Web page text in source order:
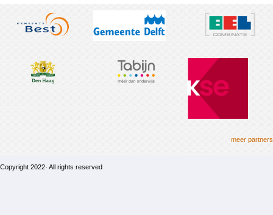
meer partners
Copyright 2022· All rights reserved